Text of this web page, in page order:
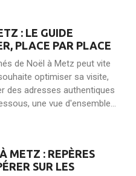
: LE GUIDE
PLACE PAR PLACE
de Noël à Metz peut vite
optimiser sa visite,
des adresses authentiques
une vue d'ensemble...
METZ : REPÈRES
SUR LES